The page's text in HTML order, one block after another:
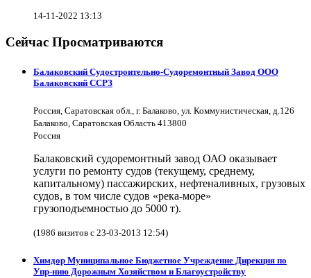
14-11-2022 13:13
Сейчас Просматриваются
Балаковский Судостроительно-Судоремонтный Завод ООО
Балаковский ССРЗ
Россия, Саратовская обл., г. Балаково, ул. Коммунистическая, д.126
Балаково, Саратовская Область 413800
Россия
Балаковский судоремонтный завод ОАО оказывает
услуги по ремонту судов (текущему, среднему,
капитальному) пассажирских, нефтеналивных, грузовых
судов, в том числе судов «река-море»
грузоподъемностью до 5000 т).
(1986 визитов с 23-03-2013 12:54)
Химдор Муниципальное Бюджетное Учреждение Дирекция по
Упр-нию Дорожным Хозяйством и Благоустройству